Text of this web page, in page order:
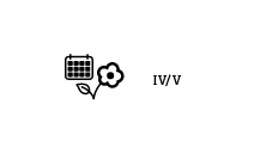
IV/V